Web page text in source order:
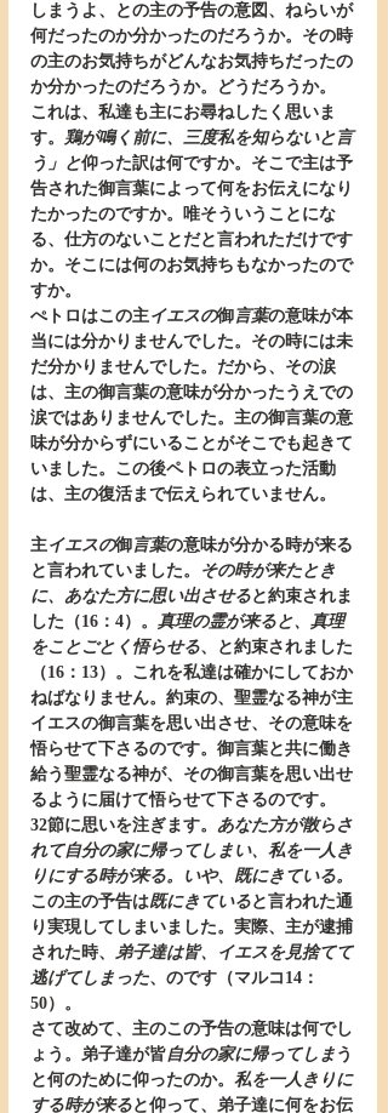
しまうよ、との主の予告の意図、ねらいが
何だったのか分かったのだろうか。その時
の主のお気持ちがどんなお気持ちだったの
か分かったのだろうか。どうだろうか。
これは、私達も主にお尋ねしたく思いま
す。 鶏が鳴く前に、三度私を知らないと言
う」と仰った訳は何ですか。そこで主は予
告された御言葉によって何をお伝えになり
たかったのですか。唯そういうことにな
る、仕方のないことだと言われただけです
か。そこには何のお気持ちもなかったので
すか。
ぺトロはこの主イエスの御言葉の意味が本
当には分かりませんでした。その時には未
だ分かりませんでした。だから、その涙
は、主の御言葉の意味が分かったうえでの
涙ではありませんでした。主の御言葉の意
味が分からずにいることがそこでも起きて
いました。この後ペトロの表立った活動
は、主の復活まで伝えられていません。
主イエスの御言葉の意味が分かる時が来る
と言われていました。
その時が来たとき
に、あなた方に思い出させると約束されま
した（16：4）。 真理の霊が来ると、真理
をことごとく悟らせる、と約束されました
（16：13）。これを私達は確かにしておか
ねばなりません。約束の、聖霊なる神が主
イエスの御言葉を思い出させ、その意味を
悟らせて下さるのです。御言葉と共に働き
給う聖霊なる神が、その御言葉を思い出せ
るように届けて悟らせて下さるのです。
32節に思いを注ぎます。 あなた方が散らさ
れて自分の家に帰ってしまい、私を一人き
りにする時が来る。いや、既にきている。
この主の予告は既にきていると言われた通
り実現してしまいました。実際、主が逮捕
された時、 弟子達は皆、イエスを見捨てて
逃げてしまった、のです（マルコ14：
50）。
さて改めて、主のこの予告の意味は何でし
ょう。弟子達が皆自分の家に帰ってしま う
と何のために仰ったのか。 私を一人きりに
する時が来ると仰って、弟子達に何をお伝